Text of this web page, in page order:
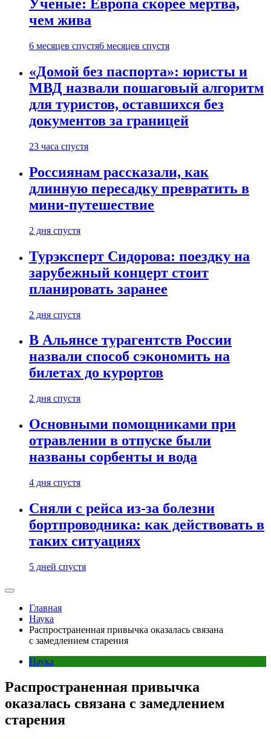
Ученые: Европа скорее мертва,
чем жива
6 месяцев спустя6 месяцев спустя
«Домой без паспорта»: юристы и
МВД назвали пошаговый алгоритм
для туристов, оставшихся без
документов за границей
23 часа спустя
Россиянам рассказали, как
длинную пересадку превратить в
мини-путешествие
2 дня спустя
Турэксперт Сидорова: поездку на
зарубежный концерт стоит
планировать заранее
2 дня спустя
В Альянсе турагентств России
назвали способ сэкономить на
билетах до курортов
2 дня спустя
Основными помощниками при
отравлении в отпуске были
названы сорбенты и вода
4 дня спустя
Сняли с рейса из-за болезни
бортпроводника: как действовать в
таких ситуациях
5 дней спустя
Главная
Наука
Распространенная привычка оказалась связана
с замедлением старения
Наука
Распространенная привычка
оказалась связана с замедлением
старения